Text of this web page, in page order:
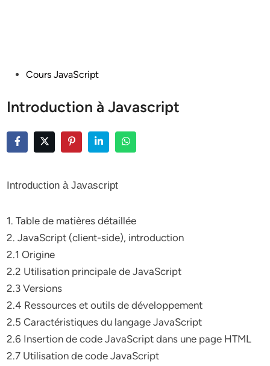
PostedCours JavaScript
Introduction à Javascript
Introduction à Javascript
1. Table de matières détaillée
2. JavaScript (client-side), introduction
2.1 Origine
2.2 Utilisation principale de JavaScript
2.3 Versions
2.4 Ressources et outils de développement
2.5 Caractéristiques du langage JavaScript
2.6 Insertion de code JavaScript dans une page HTML
2.7 Utilisation de code JavaScript